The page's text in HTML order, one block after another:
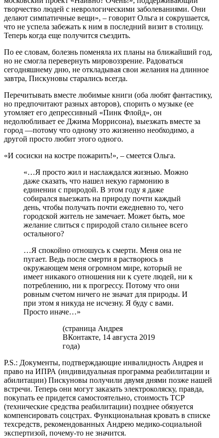
творчество людей с неврологическими заболеваниями. Они
делают симпатичные вещи», – говорит Ольга и сокрушается,
что не успела забежать к ним в последний визит в столицу.
Теперь когда еще получится съездить.
По ее словам, болезнь поменяла их планы на ближайший год,
но не смогла перевернуть мировоззрение. Радоваться
сегодняшнему дню, не откладывая свои желания на длинное
завтра, Пискуновы старались всегда.
Перечитывать вместе любимые книги (оба любят фантастику,
но предпочитают разных авторов), спорить о музыке (ее
утомляет его депрессивный «Пинк Флойд», он
недолюбливает ее Джима Моррисона), выезжать вместе за
город —потому что одному это жизненно необходимо, а
другой просто любит этого одного.
«И сосиски на костре пожарить!», – смеется Ольга.
«…Я просто жил и наслаждался жизнью. Можно
даже сказать, что нашел некую гармонию в
единении с природой. В этом году я даже
собирался выезжать на природу почти каждый
день, чтобы получать почти ежедневно то, чего
городской житель не замечает. Может быть, мое
желание слиться с природой стало сильнее всего
остального?
…Я спокойно отношусь к смерти. Меня она не
пугает. Ведь после смерти я растворюсь в
окружающем меня огромном мире, который не
имеет никакого отношения ни к суете людей, ни к
потреблению, ни к прогрессу. Потому что они
ровным счетом ничего не значат для природы. И
при этом я никуда не исчезну. Я буду с вами.
Просто иначе…»
(страница Андрея
ВКонтакте, 14 августа 2019
года)
P.S.: Документы, подтверждающие инвалидность Андрея и
право на ИПРА (индивидуальная программа реабилитации и
абилитации) Пискуновы получили двумя днями позже нашей
встречи. Теперь они могут заказать электроколяску, правда,
покупать ее придется самостоятельно, стоимость ТСР
(технические средства реабилитации) позднее обязуется
компенсировать соцстрах. Функциональная кровать в списке
техсредств, рекомендованных Андрею медико-социальной
экспертизой, почему-то не значится.